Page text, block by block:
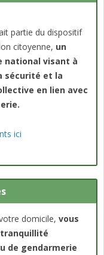
partie du dispositif
citoyenne, un
national visant à
sécurité et la
en lien avec
ici
domicile, vous
tranquillité
de gendarmerie